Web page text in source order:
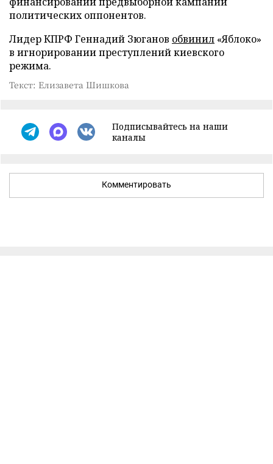
политических оппонентов.
Лидер КПРФ Геннадий Зюганов обвинил «Яблоко»
в игнорировании преступлений киевского
режима.
Текст: Елизавета Шишкова
Подписывайтесь на наши
каналы
Комментировать